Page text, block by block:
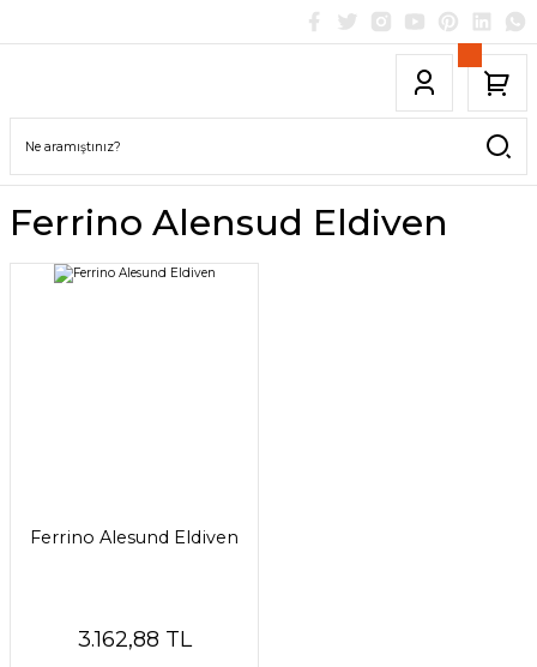
Ferrino Alensud Eldiven
Ferrino Alesund Eldiven
3.162,88 TL